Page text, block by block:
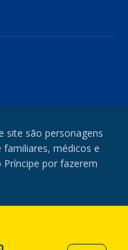
site são personagens
familiares, médicos e
por fazerem